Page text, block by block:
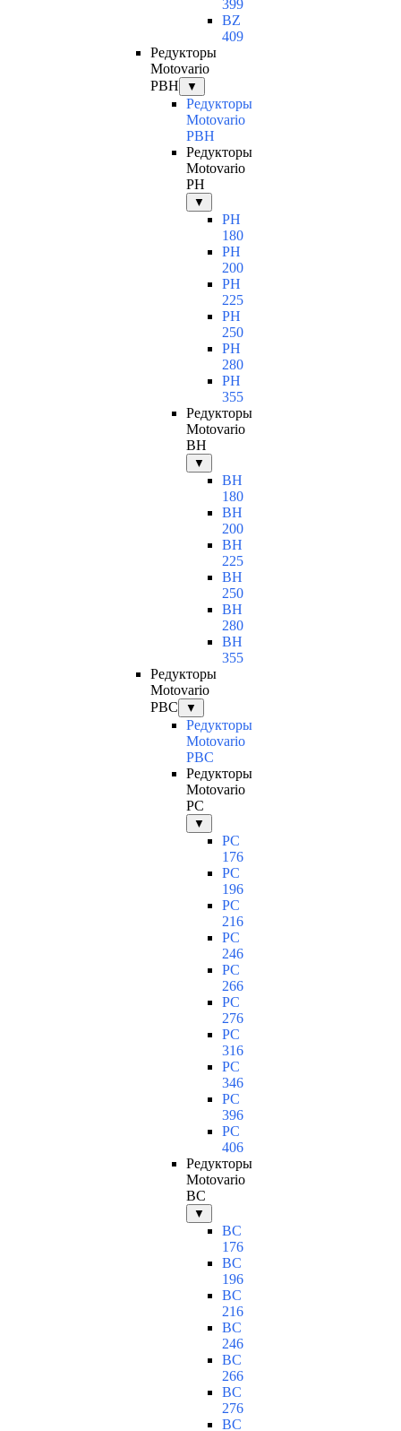
399
BZ
409
Редукторы
Motovario
PBH
▼
Редукторы
Motovario
PBH
Редукторы
Motovario
PH
▼
PH
180
PH
200
PH
225
PH
250
PH
280
PH
355
Редукторы
Motovario
BH
▼
BH
180
BH
200
BH
225
BH
250
BH
280
BH
355
Редукторы
Motovario
PBC
▼
Редукторы
Motovario
PBC
Редукторы
Motovario
PC
▼
PC
176
PC
196
PC
216
PC
246
PC
266
PC
276
PC
316
PC
346
PC
396
PC
406
Редукторы
Motovario
BC
▼
BC
176
BC
196
BC
216
BC
246
BC
266
BC
276
BC